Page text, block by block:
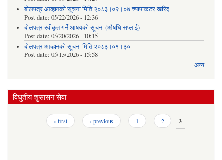
बोलपत्र आव्हानको सूचना मिति २०८३।०२।०७ च्यापाकटर खरिद
Post date: 05/22/2026 - 12:36
बोलपत्र स्वीकृत गर्ने आषयको सूचना (औषधि सप्लाई)
Post date: 05/20/2026 - 10:15
बोलपत्र आव्हानको सूचना मिति २०८३।०१।३०
Post date: 05/13/2026 - 15:58
अन्य
विधुतीय शुसासन सेवा
« first ‹ previous 1 2 3